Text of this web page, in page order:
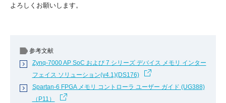
よろしくお願いします。
参考文献
Zynq-7000 AP SoC および 7 シリーズ デバイス メモリ インター
フェイス ソリューション(v4.1)(DS176)
Spartan-6 FPGA メモリ コントローラ ユーザー ガイド (UG388)
（P11）